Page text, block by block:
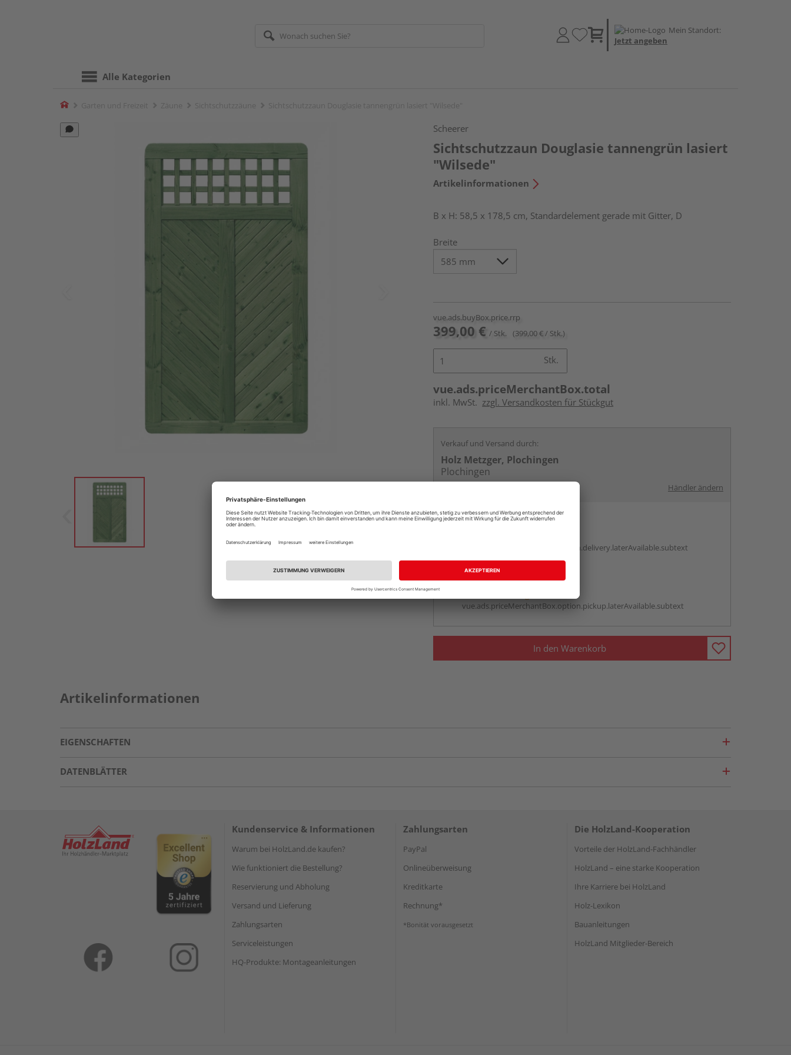
Mein Standort:
Jetzt angeben
Alle Kategorien
Home
Scheerer
Sichtschutzzaun Douglasie tannengrün lasiert
"Wilsede"
Artikelinformationen
B x H: 58,5 x 178,5 cm, Standardelement gerade mit Gitter, D
Breite
vue.ads.buyBox.price.rrp
399,00 € / Stk. (399,00 € / Stk.)
Stk.
vue.ads.priceMerchantBox.total
inkl. MwSt. zzgl. Versandkosten für Stückgut
Verkauf und Versand durch:
Holz Metzger, Plochingen
Plochingen
Händler ändern
Online bestellen
vue.ads.priceMerchantBox.option.delivery.laterAvailable.subtext
Beim Händler abholen
vue.ads.priceMerchantBox.option.pickup.laterAvailable.subtext
In den Warenkorb
Artikelinformationen
EIGENSCHAFTEN
DATENBLÄTTER
Kundenservice & Informationen
Warum bei HolzLand.de kaufen?
Wie funktioniert die Bestellung?
Reservierung und Abholung
Versand und Lieferung
Zahlungsarten
Serviceleistungen
HQ-Produkte: Montageanleitungen
Zahlungsarten
PayPal
Onlineüberweisung
Kreditkarte
Rechnung*
*Bonität vorausgesetzt
Die HolzLand-Kooperation
Vorteile der HolzLand-Fachhändler
HolzLand – eine starke Kooperation
Ihre Karriere bei HolzLand
Holz-Lexikon
Bauanleitungen
HolzLand Mitglieder-Bereich